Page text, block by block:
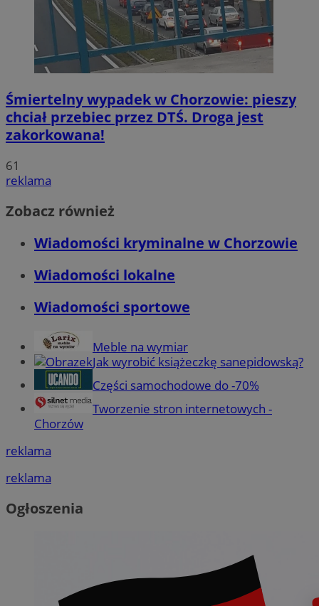
Śmiertelny wypadek w Chorzowie: pieszy
chciał przebiec przez DTŚ. Droga jest
zakorkowana!
61
reklama
Zobacz również
Wiadomości kryminalne w Chorzowie
Wiadomości lokalne
Wiadomości sportowe
Meble na wymiar
Jak wyrobić książeczkę sanepidowską?
Części samochodowe do -70%
Tworzenie stron internetowych -
Chorzów
reklama
reklama
Ogłoszenia